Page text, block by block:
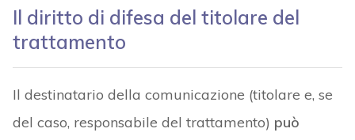
Il diritto di difesa del titolare del
trattamento
Il destinatario della comunicazione (titolare e, se
del caso, responsabile del trattamento) può